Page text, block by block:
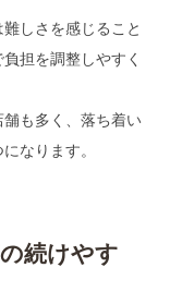
しさを感じること
担を調整しやすく
も多く、落ち着い
なります。
続けやす